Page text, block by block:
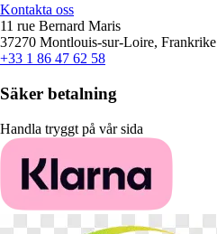
Kontakta oss
11 rue Bernard Maris
37270 Montlouis-sur-Loire, Frankrike
+33 1 86 47 62 58
Säker betalning
Handla tryggt på vår sida